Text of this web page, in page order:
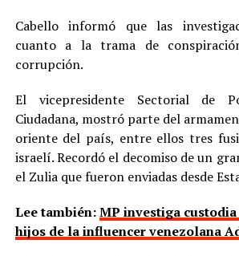
Cabello informó que las
cuanto a la trama de
corrupción.
El vicepresidente Sectorial de
Ciudadana, mostró parte del
oriente del país, entre ellos tres
israelí. Recordó el decomiso de un
el Zulia que fueron enviadas desde
Lee también:MP investiga
hijos de la influencer venezolana